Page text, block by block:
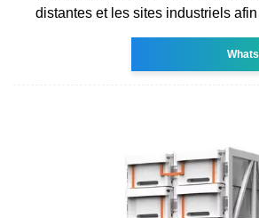
distantes et les sites industriels